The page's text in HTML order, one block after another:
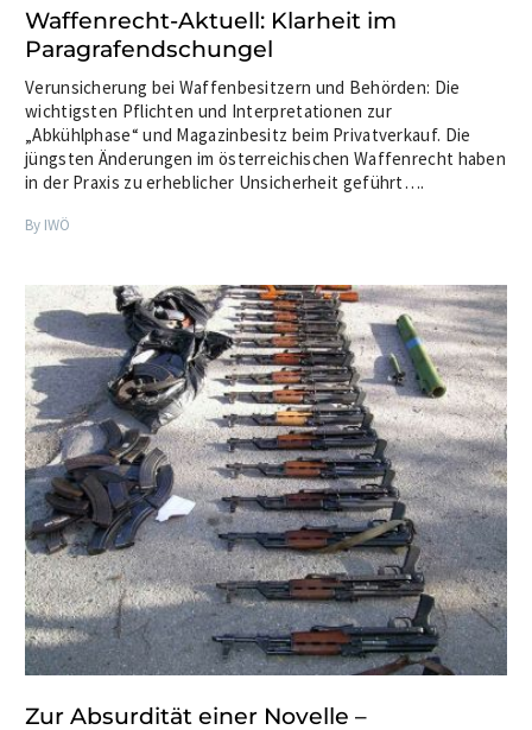
Waffenrecht-Aktuell: Klarheit im
Paragrafendschungel
Verunsicherung bei Waffenbesitzern und Behörden: Die
wichtigsten Pflichten und Interpretationen zur
„Abkühlphase“ und Magazinbesitz beim Privatverkauf. Die
jüngsten Änderungen im österreichischen Waffenrecht haben
in der Praxis zu erheblicher Unsicherheit geführt….
By IWÖ
Zur Absurdität einer Novelle –